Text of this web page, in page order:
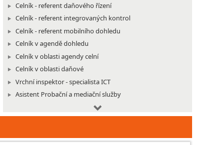
Celník - referent daňového řízení
Celník - referent integrovaných kontrol
Celník - referent mobilního dohledu
Celník v agendě dohledu
Celník v oblasti agendy celní
Celník v oblasti daňové
Vrchní inspektor - specialista ICT
Asistent Probační a mediační služby